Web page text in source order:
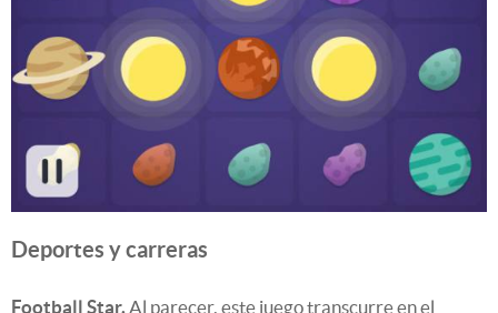
Deportes y carreras
Football Star.Al parecer, este juego transcurre en el